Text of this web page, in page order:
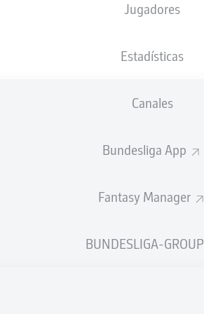
Jugadores
Estadísticas
Canales
Bundesliga App
Fantasy Manager
BUNDESLIGA-GROUP
Anuncio